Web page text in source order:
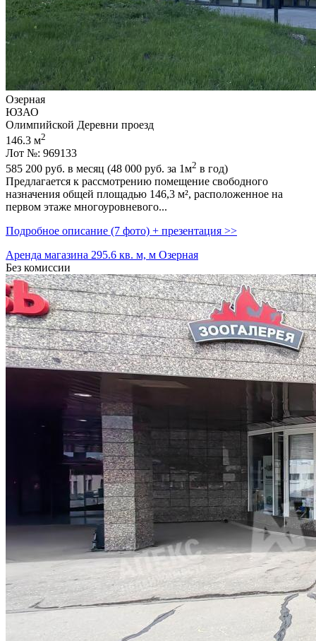
Озерная
ЮЗАО
Олимпийской Деревни проезд
146.3 м2
Лот №: 969133
585 200 руб. в месяц (48 000 руб. за 1м2 в год)
Предлагается к рассмотрению помещение свободного
назначения общей площадью 146,­3 м²,­ расположенное на
первом этаже многоуровневого...
Подробное описание (7 фото) + презентация >>
Аренда магазина 295.6 кв. м, м Озерная
Без комиссии